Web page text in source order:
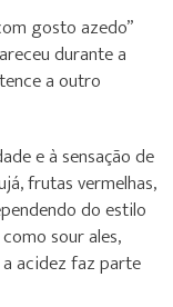
gosto azedo”
durante a
a outro
e à sensação de
frutas vermelhas,
do estilo
sour ales,
a acidez faz parte